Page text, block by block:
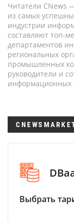
Читатели CNews
из самых
индустрии
составляют топ-
департаментов
региональных
промышленных
руководители и
информационных
Выбрать